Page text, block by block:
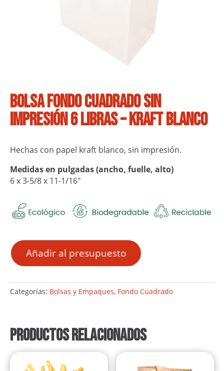
Bolsa fondo cuadrado sin
impresión 6 libras – Kraft Blanco
Hechas con papel kraft blanco, sin impresión.
Medidas en pulgadas (ancho, fuelle, alto)
6 x 3-5/8 x 11-1/16″
Añadir al presupuesto
Categorías: Bolsas y Empaques, Fondo Cuadrado
Productos relacionados